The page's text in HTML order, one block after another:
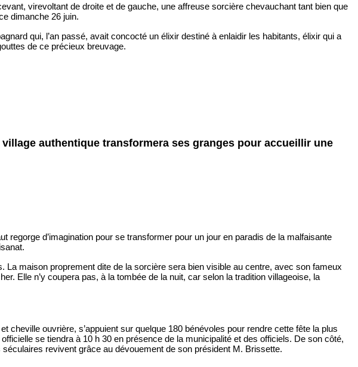
virevoltant de droite et de gauche, une affreuse sorcière chevauchant tant bien que
dimanche 26 juin.
qui, l’an passé, avait concocté un élixir destiné à enlaidir les habitants, élixir qui a
de ce précieux breuvage.
authentique transformera ses granges pour accueillir une
regorge d’imagination pour se transformer pour un jour en paradis de la malfaisante
maison proprement dite de la sorcière sera bien visible au centre, avec son fameux
Elle n’y coupera pas, à la tombée de la nuit, car selon la tradition villageoise, la
ouvrière, s’appuient sur quelque 180 bénévoles pour rendre cette fête la plus
se tiendra à 10 h 30 en présence de la municipalité et des officiels. De son côté,
revivent grâce au dévouement de son président M. Brissette.